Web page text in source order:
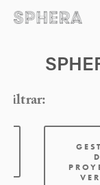
Filtrar: